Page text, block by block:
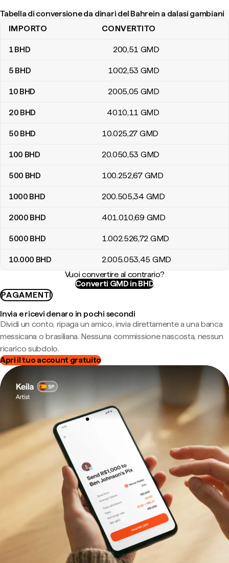
Tabella di conversione da dinari del Bahrein a dalasi gambiani
Tabella di conversione da dinari del Bahrein a dalasi gambiani
IMPORTO CONVERTITO
1BHD 200,51 GMD
5 BHD 1002,53 GMD
10 BHD 2005,05 GMD
20 BHD 4010,11 GMD
50 BHD 10.025,27 GMD
100 BHD 20.050,53 GMD
500 BHD 100.252,67 GMD
1000 BHD 200.505,34 GMD
2000 BHD 401.010,69 GMD
5000 BHD 1.002.526,72 GMD
10.000 BHD 2.005.053,45 GMD
Vuoi convertire al contrario?
Converti GMD in BHD
PAGAMENTI
Invia e ricevi denaro in pochi secondi
Dividi un conto, ripaga un amico, invia direttamente a una banca
messicana o brasiliana. Nessuna commissione nascosta, nessun
ricarico subdolo.
Apri il tuo account gratuito